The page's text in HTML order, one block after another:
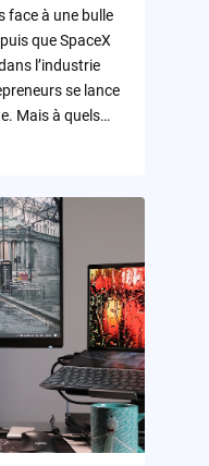
face à une bulle
que SpaceX
l’industrie
se lance
Mais à quels…